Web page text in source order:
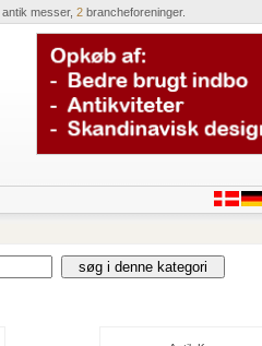
antik messer, 2 brancheforeninger.